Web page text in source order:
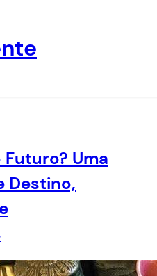
Futuro? Uma
Destino,